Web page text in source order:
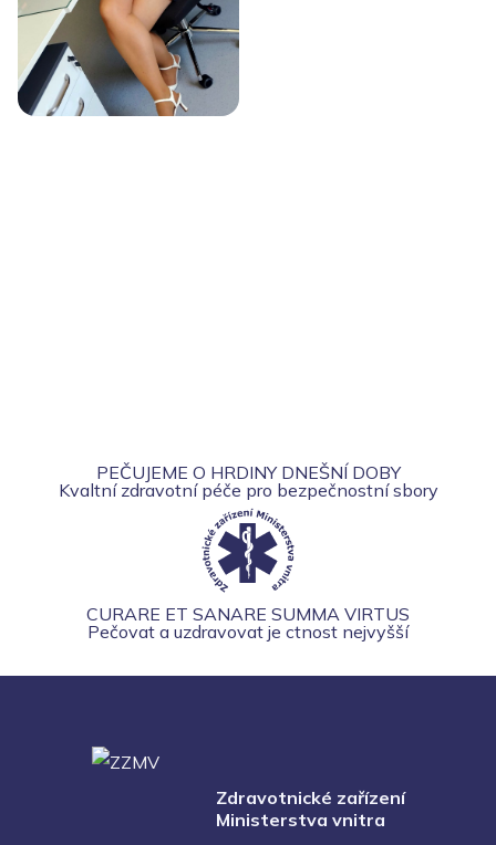
PEČUJEME O HRDINY DNEŠNÍ DOBY
Kvaltní zdravotní péče pro bezpečnostní sbory
CURARE ET SANARE SUMMA VIRTUS
Pečovat a uzdravovat je ctnost nejvyšší
Zdravotnické zařízení
Ministerstva vnitra